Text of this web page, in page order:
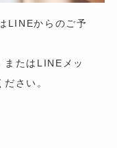
LINEからのご予
またはLINEメッ
さい。